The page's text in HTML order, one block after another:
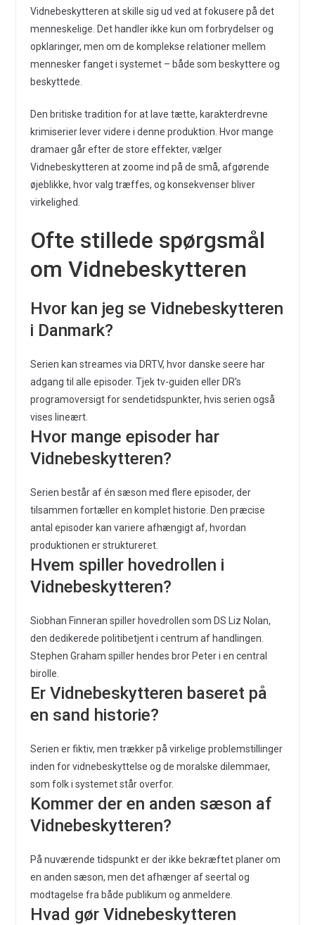
Vidnebeskytteren at skille sig ud ved at fokusere på det
menneskelige. Det handler ikke kun om forbrydelser og
opklaringer, men om de komplekse relationer mellem
mennesker fanget i systemet – både som beskyttere og
beskyttede.
Den britiske tradition for at lave tætte, karakterdrevne
krimiserier lever videre i denne produktion. Hvor mange
dramaer går efter de store effekter, vælger
Vidnebeskytteren at zoome ind på de små, afgørende
øjeblikke, hvor valg træffes, og konsekvenser bliver
virkelighed.
Ofte stillede spørgsmål
om Vidnebeskytteren
Hvor kan jeg se Vidnebeskytteren
i Danmark?
Serien kan streames via DRTV, hvor danske seere har
adgang til alle episoder. Tjek tv-guiden eller DR’s
programoversigt for sendetidspunkter, hvis serien også
vises lineært.
Hvor mange episoder har
Vidnebeskytteren?
Serien består af én sæson med flere episoder, der
tilsammen fortæller en komplet historie. Den præcise
antal episoder kan variere afhængigt af, hvordan
produktionen er struktureret.
Hvem spiller hovedrollen i
Vidnebeskytteren?
Siobhan Finneran spiller hovedrollen som DS Liz Nolan,
den dedikerede politibetjent i centrum af handlingen.
Stephen Graham spiller hendes bror Peter i en central
birolle.
Er Vidnebeskytteren baseret på
en sand historie?
Serien er fiktiv, men trækker på virkelige problemstillinger
inden for vidnebeskyttelse og de moralske dilemmaer,
som folk i systemet står overfor.
Kommer der en anden sæson af
Vidnebeskytteren?
På nuværende tidspunkt er der ikke bekræftet planer om
en anden sæson, men det afhænger af seertal og
modtagelse fra både publikum og anmeldere.
Hvad gør Vidnebeskytteren